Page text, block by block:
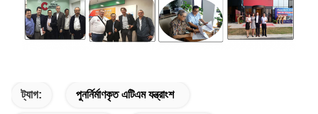
ট্যাগ: পুনর্নির্মাণকৃত এটিএম যন্ত্রাংশ